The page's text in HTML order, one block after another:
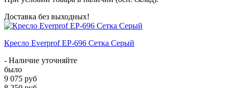
Доставка без выходных!
Кресло Everprof EP-696 Сетка Серый
- Наличие уточняйте
было
9 075 руб